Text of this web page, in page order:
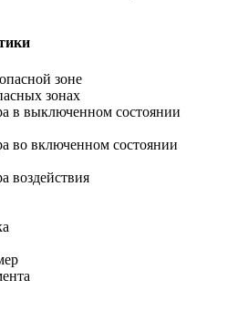
зоне
зонах
в выключенном состоянии
во включенном состоянии
воздействия